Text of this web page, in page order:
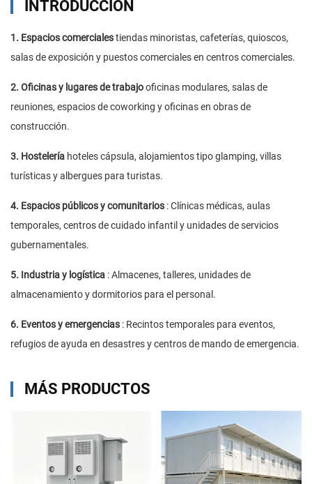
INTRODUCCIÓN
1. Espacios comercialestiendas minoristas, cafeterías, quioscos,
salas de exposición y puestos comerciales en centros comerciales.
2. Oficinas y lugares de trabajooficinas modulares, salas de
reuniones, espacios de coworking y oficinas en obras de
construcción.
3. Hostelería hoteles cápsula, alojamientos tipo glamping, villas
turísticas y albergues para turistas.
4. Espacios públicos y comunitarios : Clínicas médicas, aulas
temporales, centros de cuidado infantil y unidades de servicios
gubernamentales.
5. Industria y logística : Almacenes, talleres, unidades de
almacenamiento y dormitorios para el personal.
6. Eventos y emergencias : Recintos temporales para eventos,
refugios de ayuda en desastres y centros de mando de emergencia.
MÁS PRODUCTOS